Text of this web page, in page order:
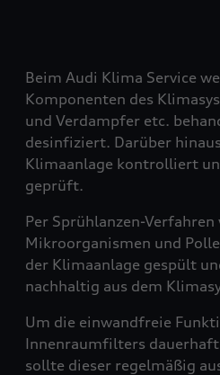
Beim Audi Klima Service
Komponenten des
und Verdampfer etc.
desinfiziert. Darüber
Klimaanlage kontrolliert
geprüft.
Per Sprühlanzen-Verfahren
Mikroorganismen und
der Klimaanlage gespült
nachhaltig aus dem
Um die einwandfreie
Innenraumfilters
sollte dieser regelmäßig